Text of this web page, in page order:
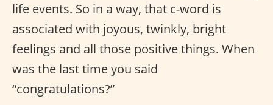
life events. So in a way, that c-word is
associated with joyous, twinkly, bright
feelings and all those positive things. When
was the last time you said
“congratulations?”